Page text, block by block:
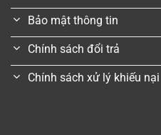
Bảo mật thông tin
Chính sách đổi trả
Chính sách xử lý khiếu nại